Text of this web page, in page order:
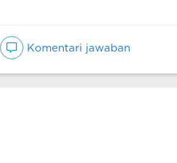
Komentari jawaban